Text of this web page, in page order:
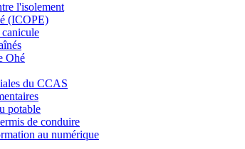
l'isolement
(ICOPE)
canicule
Ohé
du CCAS
potable
de conduire
au numérique